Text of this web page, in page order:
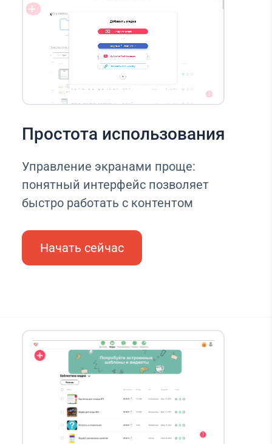
Простота использования
Управление экранами проще:
понятный интерфейс позволяет
быстро работать с контентом
Начать сейчас